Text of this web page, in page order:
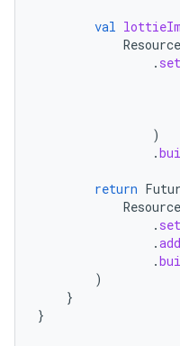
val
.
)
.
return
.
.
.
)
}
}